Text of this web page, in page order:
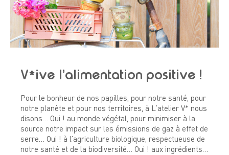
V*ive l’alimentation positive !
Pour le bonheur de nos papilles, pour notre santé, pour
notre planète et pour nos territoires, à L’atelier V* nous
disons… Oui ! au monde végétal, pour minimiser à la
source notre impact sur les émissions de gaz à effet de
serre… Oui ! à l’agriculture biologique, respectueuse de
notre santé et de la biodiversité… Oui ! aux ingrédients…